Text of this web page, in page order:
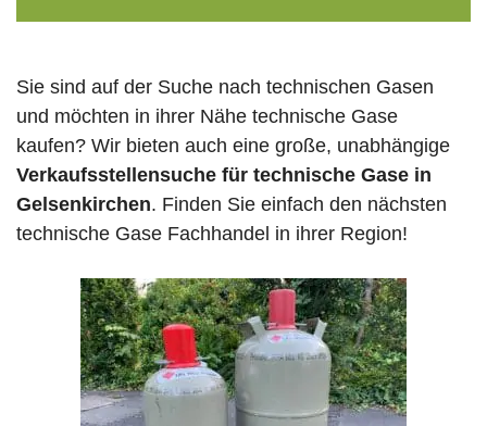
Sie sind auf der Suche nach technischen Gasen
und möchten in ihrer Nähe technische Gase
kaufen? Wir bieten auch eine große, unabhängige
Verkaufsstellensuche für technische Gase in
Gelsenkirchen. Finden Sie einfach den nächsten
technische Gase Fachhandel in ihrer Region!